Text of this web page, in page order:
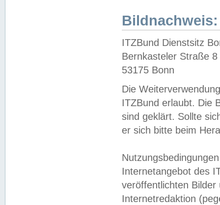
Bildnachweis:
ITZBund Dienstsitz
Bernkasteler Straße 8
53175 Bonn
Die
ITZBund erlaubt. Die
sind geklärt. Sollte
er sich bitte beim
Internetangebot des
veröffentlichten
Internetredaktion